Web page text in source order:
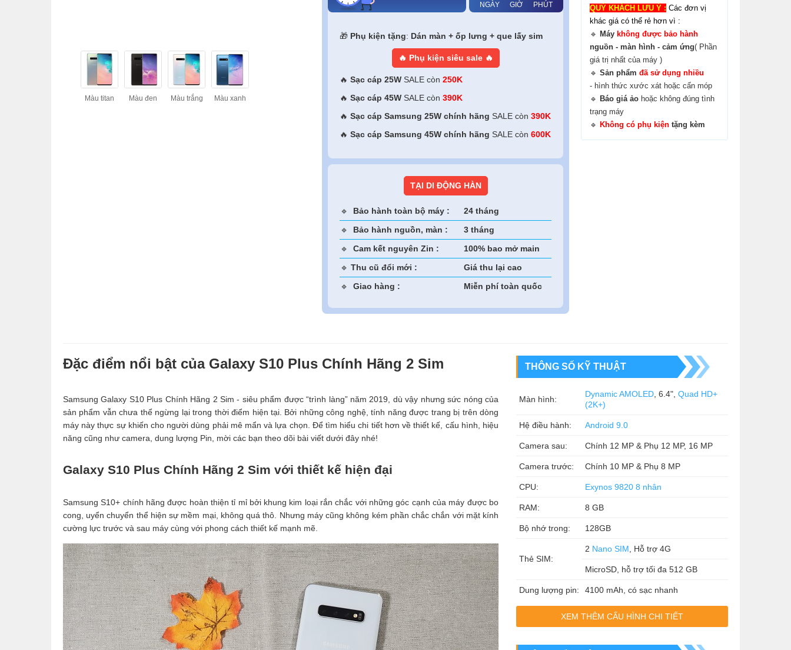
Màu titan Màu đen Màu trắng Màu xanh
NGÀY GIỜ PHÚT
🎁 Phụ kiện tặng: Dán màn + ốp lưng + que lấy sim
🔥 Phụ kiện siêu sale 🔥
🔥 Sạc cáp 25W SALE còn 250K
🔥 Sạc cáp 45W SALE còn 390K
🔥 Sạc cáp Samsung 25W chính hãng SALE còn 390K
🔥 Sạc cáp Samsung 45W chính hãng SALE còn 600K
TẠI DI ĐỘNG HÀN
🔹 Bảo hành toàn bộ máy :
24 tháng
🔹 Bảo hành nguồn, màn :
3 tháng
🔹 Cam kết nguyên Zin :
100% bao mở main
🔹 Thu cũ đổi mới :
Giá thu lại cao
🔹 Giao hàng : Miễn phí toàn quốc
QUÝ KHÁCH LƯU Ý : Các đơn vị
khác giá có thể rẻ hơn vì :
🔹 Máy không được bảo hành
nguồn - màn hình - cảm ứng( Phần
giá trị nhất của máy )
🔹 Sản phẩm đã sử dụng nhiều
- hình thức xước xát hoặc cấn móp
🔹 Báo giá ảo hoặc không đúng tình
trạng máy
🔹 Không có phụ kiện tặng kèm
Đặc điểm nổi bật của Galaxy S10 Plus Chính Hãng 2 Sim
Samsung Galaxy S10 Plus Chính Hãng 2 Sim - siêu phẩm được “trình làng” năm 2019, dù vậy nhưng sức nóng của
sản phẩm vẫn chưa thể ngừng lại trong thời điểm hiện tại. Bởi những công nghệ, tính năng được trang bị trên dòng
máy này thực sự khiến cho người dùng phải mê mẩn và lựa chọn. Để tìm hiểu chi tiết hơn về thiết kế, cấu hình, hiệu
năng cũng như camera, dung lượng Pin, mời các bạn theo dõi bài viết dưới đây nhé!
Galaxy S10 Plus Chính Hãng 2 Sim với thiết kế hiện đại
Samsung S10+ chính hãng được hoàn thiện tỉ mỉ bởi khung kim loại rắn chắc với những góc cạnh của máy được bo
cong, uyển chuyển thể hiện sự mềm mại, không quá thô. Nhưng máy cũng không kém phần chắc chắn với mặt kính
cường lực trước và sau máy cùng với phong cách thiết kế mạnh mẽ.
THÔNG SỐ KỸ THUẬT
Màn hình:
Dynamic AMOLED , 6.4", Quad HD+
(2K+)
Hệ điều hành: Android 9.0
Camera sau: Chính 12 MP & Phụ 12 MP, 16 MP
Camera trước: Chính 10 MP & Phụ 8 MP
CPU: Exynos 9820 8 nhân
RAM: 8 GB
Bộ nhớ trong: 128GB
Thẻ SIM:
2 Nano SIM , Hỗ trợ 4G
MicroSD, hỗ trợ tối đa 512 GB
Dung lượng pin: 4100 mAh, có sạc nhanh
XEM THÊM CẤU HÌNH CHI TIẾT